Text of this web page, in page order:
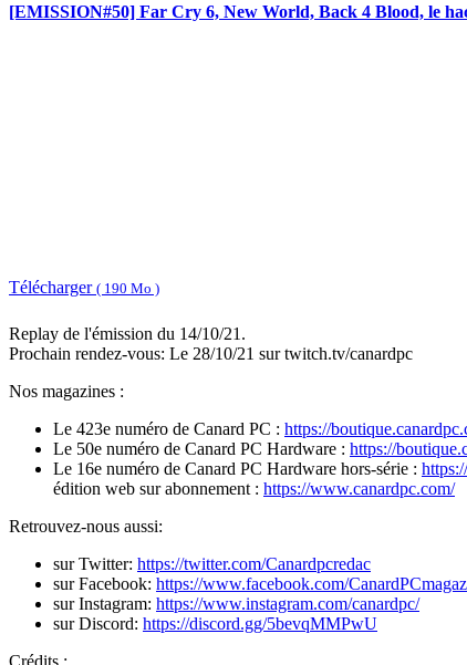
[EMISSION#50] Far Cry 6, New World, Back 4 Blood, le
Télécharger ( 190 Mo )
Replay de l'émission du 14/10/21.
Prochain rendez-vous: Le 28/10/21 sur twitch.tv/canardpc
Nos magazines :
Le 423e numéro de Canard PC : https://
Le 50e numéro de Canard PC Hardware : https://
Le 16e numéro de Canard PC Hardware hors-série :
édition web sur abonnement : https://www.canardpc.com/​
Retrouvez-nous aussi:
sur Twitter: https://twitter.com/Canardpcredac
sur Facebook: https://www.facebook.com/
sur Instagram: https://www.instagram.com/canardpc/
sur Discord: https://discord.gg/5bevqMMPwU
Crédits :